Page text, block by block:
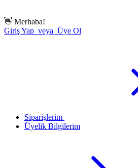
👋 Merhaba!
Giriş Yap veya Üye Ol
Siparişlerim
Üyelik Bilgilerim